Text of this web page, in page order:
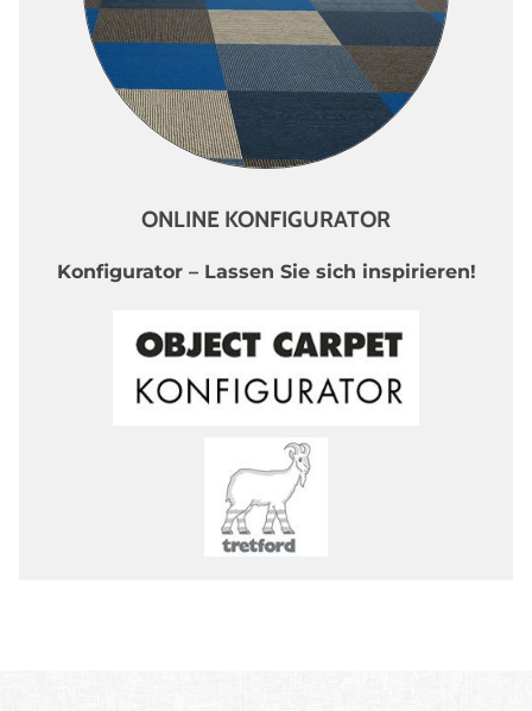
ONLINE KONFIGURATOR
Konfigurator – Lassen Sie sich inspirieren!